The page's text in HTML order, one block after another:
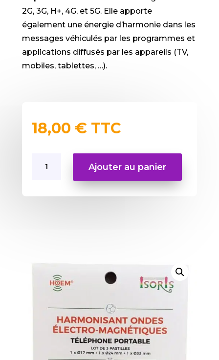
2G, 3G, H+, 4G, et 5G. Elle apporte
également une énergie d’harmonie dans les
messages véhiculés par les programmes et
applications diffusés par les appareils (TV,
mobiles, tablettes, …).
18,00 € TTC
Harmonisant
Ajouter au panier